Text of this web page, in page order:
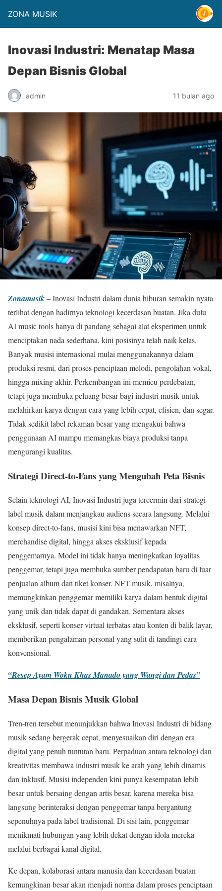
ZONA MUSIK
Inovasi Industri: Menatap Masa
Depan Bisnis Global
admin 11 bulan ago
Zonamusik– Inovasi Industri dalam dunia hiburan semakin nyata
terlihat dengan hadirnya teknologi kecerdasan buatan. Jika dulu
AI music tools hanya di pandang sebagai alat eksperimen untuk
menciptakan nada sederhana, kini posisinya telah naik kelas.
Banyak musisi internasional mulai menggunakannya dalam
produksi resmi, dari proses penciptaan melodi, pengolahan vokal,
hingga mixing akhir. Perkembangan ini memicu perdebatan,
tetapi juga membuka peluang besar bagi industri musik untuk
melahirkan karya dengan cara yang lebih cepat, efisien, dan segar.
Tidak sedikit label rekaman besar yang mengakui bahwa
penggunaan AI mampu memangkas biaya produksi tanpa
mengurangi kualitas.
Strategi Direct-to-Fans yang Mengubah Peta Bisnis
Selain teknologi AI, Inovasi Industri juga tercermin dari strategi
label musik dalam menjangkau audiens secara langsung. Melalui
konsep direct-to-fans, musisi kini bisa menawarkan NFT,
merchandise digital, hingga akses eksklusif kepada
penggemarnya. Model ini tidak hanya meningkatkan loyalitas
penggemar, tetapi juga membuka sumber pendapatan baru di luar
penjualan album dan tiket konser. NFT musik, misalnya,
memungkinkan penggemar memiliki karya dalam bentuk digital
yang unik dan tidak dapat di gandakan. Sementara akses
eksklusif, seperti konser virtual terbatas atau konten di balik layar,
memberikan pengalaman personal yang sulit di tandingi cara
konvensional.
“Resep Ayam Woku Khas Manado yang Wangi dan Pedas”
Masa Depan Bisnis Musik Global
Tren-tren tersebut menunjukkan bahwa Inovasi Industri di bidang
musik sedang bergerak cepat, menyesuaikan diri dengan era
digital yang penuh tuntutan baru. Perpaduan antara teknologi dan
kreativitas membawa industri musik ke arah yang lebih dinamis
dan inklusif. Musisi independen kini punya kesempatan lebih
besar untuk bersaing dengan artis besar, karena mereka bisa
langsung berinteraksi dengan penggemar tanpa bergantung
sepenuhnya pada label tradisional. Di sisi lain, penggemar
menikmati hubungan yang lebih dekat dengan idola mereka
melalui berbagai kanal digital.
Ke depan, kolaborasi antara manusia dan kecerdasan buatan
kemungkinan besar akan menjadi norma dalam proses penciptaan